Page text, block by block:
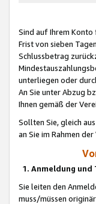
Sind auf Ihrem Konto
Frist von sieben
Schlussbetrag
unterliegen oder
An Sie unter Abzug
Ihnen gemäß der
Sollten Sie, gleich
an Sie im Rahmen
1. Anmeldung
Sie leiten den
muss/müssen